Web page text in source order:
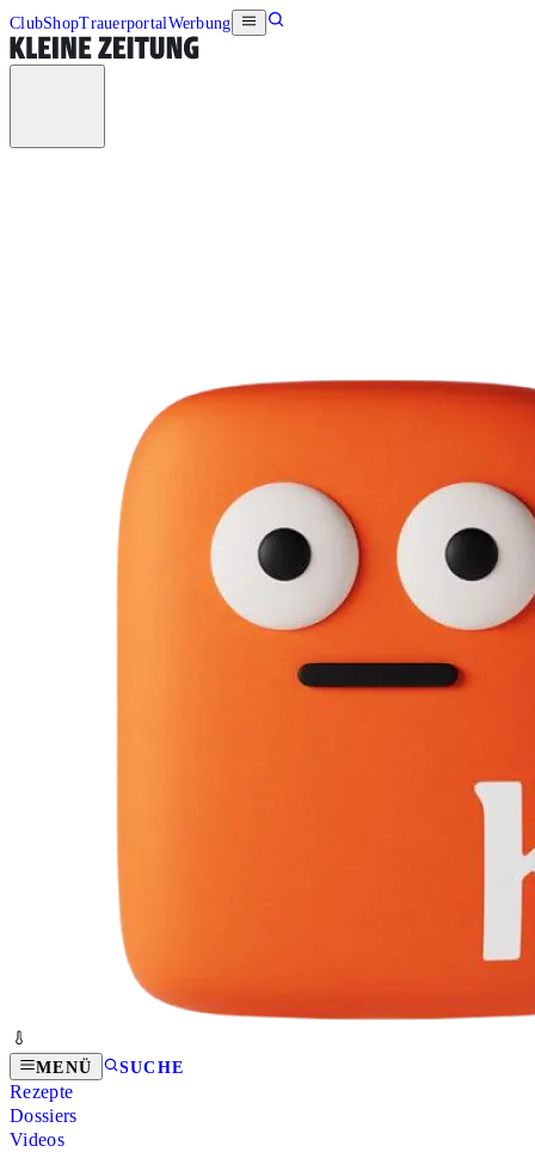
ClubShopTrauerportalWerbung
MENÜ SUCHE
Rezepte
Dossiers
Videos